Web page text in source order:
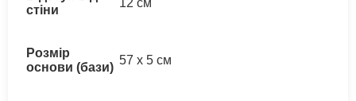
стіни
12 см
Розмір
основи (бази)
57 х 5 см